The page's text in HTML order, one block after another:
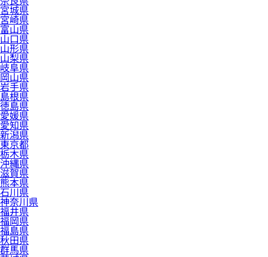
宮城県
宮崎県
富山県
山口県
山形県
山梨県
岐阜県
岡山県
岩手県
島根県
徳島県
愛媛県
愛知県
新潟県
東京都
栃木県
沖縄県
滋賀県
熊本県
石川県
神奈川県
福井県
福岡県
福島県
秋田県
群馬県